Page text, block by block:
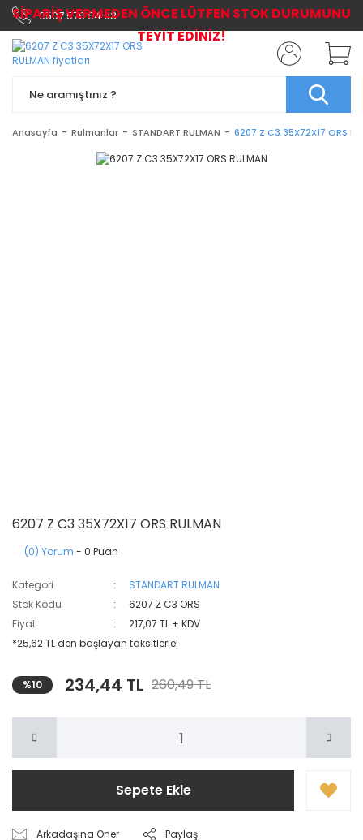
0507 576 64 03
Anasayfa Rulmanlar STANDART RULMAN 6207 Z C3 35X72X17 ORS
6207 Z C3 35X72X17 ORS RULMAN
(0) Yorum - 0 Puan
Kategori
STANDART RULMAN
Stok Kodu
6207 Z C3 ORS
Fiyat
217,07 TL + KDV
*25,62 TL den başlayan taksitlerle!
%10 234,44 TL 260,49 TL
Sepete Ekle
Arkadaşına Öner Paylaş
SİPARİŞ VERMEDEN ÖNCE LÜTFEN STOK DURUMUNU
TEYİT EDİNİZ!